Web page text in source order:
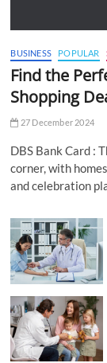
BUSINESS POPULAR
Find the
Shopping
27 December 2024
DBS Bank Card :
corner, with
and celebration